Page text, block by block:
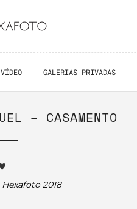
GALERIAS PRIVADAS
– CASAMENTO
2018